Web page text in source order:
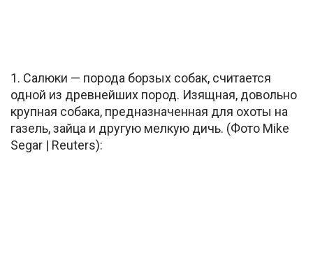
1. Салюки — порода борзых собак, считается
одной из древнейших пород. Изящная, довольно
крупная собака, предназначенная для охоты на
газель, зайца и другую мелкую дичь. (Фото Mike
Segar | Reuters):